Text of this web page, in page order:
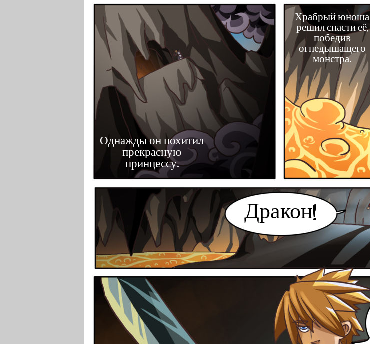
Однажды он похитил
прекрасную
принцессу.
Храбрый юноша
решил спасти её,
победив
огнедышащего
монстра.
Дракон!